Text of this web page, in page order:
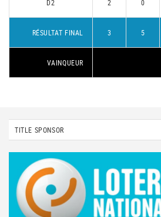
D2 2 0
RÉSULTAT FINAL 3 5
VAINQUEUR
TITLE SPONSOR